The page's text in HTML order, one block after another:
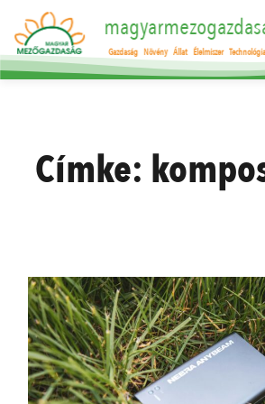
Gazdaság Növény Állat Élelmiszer
Címke: